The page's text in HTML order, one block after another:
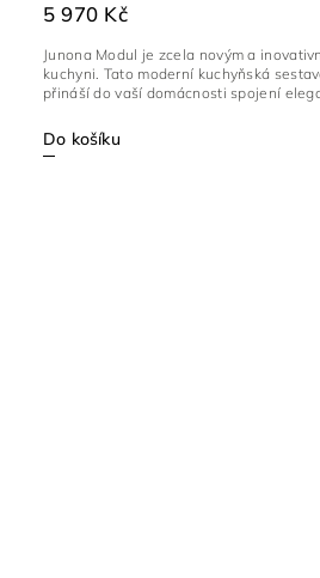
5 970 Kč
Do košíku
Junona Modul je zcela novým a
kuchyni. Tato moderní kuchyňská
přináší do vaší domácnosti spojení